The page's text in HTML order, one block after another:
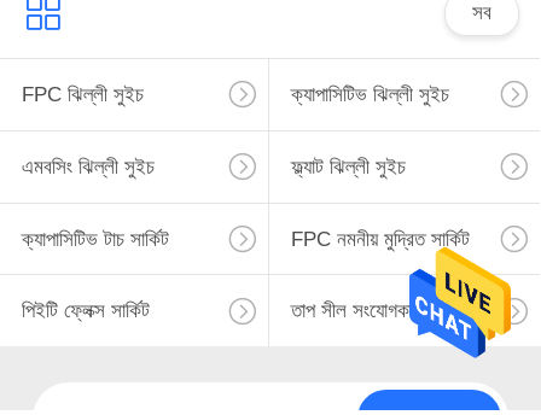
সব
FPC ঝিল্লী সুইচ ক্যাপাসিটিভ ঝিল্লী সুইচ
এমবসিং ঝিল্লী সুইচ ফ্ল্যাট ঝিল্লী সুইচ
ক্যাপাসিটিভ টাচ সার্কিট FPC নমনীয় মুদ্রিত সার্কিট
পিইটি ফ্লেক্স সার্কিট তাপ সীল সংযোগকারী